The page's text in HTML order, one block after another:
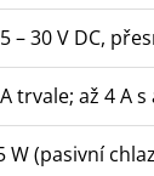
– 30 V DC,
trvale; až 4 A
W (pasivní